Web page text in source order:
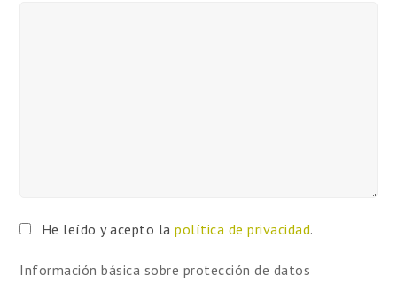
He leído y acepto lapolítica de privacidad.
Información básica sobre protección de datos